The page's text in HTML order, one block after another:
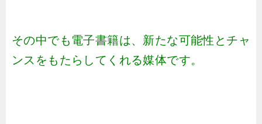
その中でも電子書籍は、新たな可能性とチャ
ンスをもたらしてくれる媒体です。